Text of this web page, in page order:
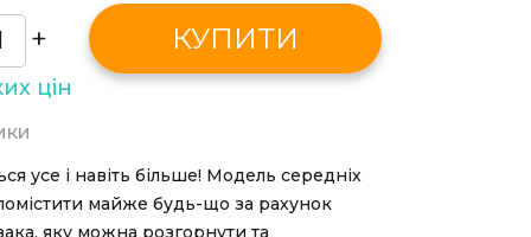
+ КУПИТИ
цін
усе і навіть більше! Модель середніх
майже будь-що за рахунок
яку можна розгорнути та